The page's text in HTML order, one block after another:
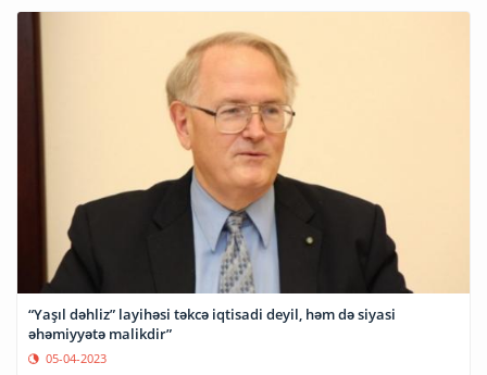
“Yaşıl dəhliz” layihəsi təkcə iqtisadi deyil, həm də siyasi
əhəmiyyətə malikdir”
05-04-2023